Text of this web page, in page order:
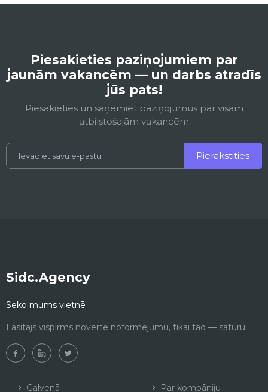
Piesakieties paziņojumiem par
jaunām vakancēm — un darbs atradīs
jūs pats!
Piesakieties un saņemiet paziņojumus par visām
atbilstošajām vakancēm
Pierakstities
Sidc.Agency
Seko mums vietnē
Lasītājs vispirms novērtē noformējumu, tikai tad — saturu
Galvenā Par kompāniju